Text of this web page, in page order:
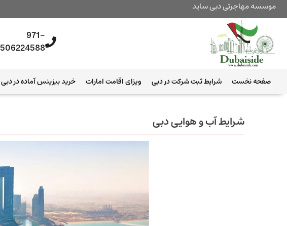
موسسه مهاجرتی دبی ساید
971-
506224588+
صفحه نخست شرایط ثبت شرکت در دبی ویزای اقامت امارات خرید بیزینس آماده در دبی
شرایط آب و هوایی دبی